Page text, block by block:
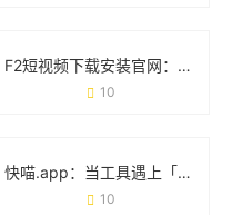
F2短视频下载安装官网：轻松获取官方资源，解锁海量视频玩法
10
快喵.app：当工具遇上「无感化」体验会发生什么？
10